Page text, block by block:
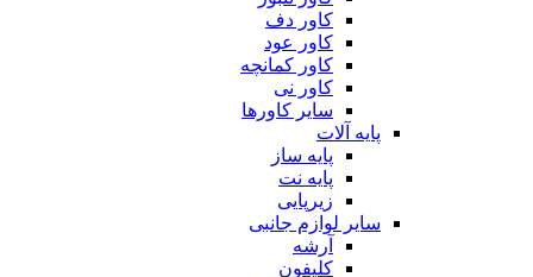
کاور دف
کاور عود
کاور کمانچه
کاور نی
سایر کاورها
پایه آلات
پایه ساز
پایه نت
زیرپایی
سایر لوازم جانبی
آرشه
کلیفون